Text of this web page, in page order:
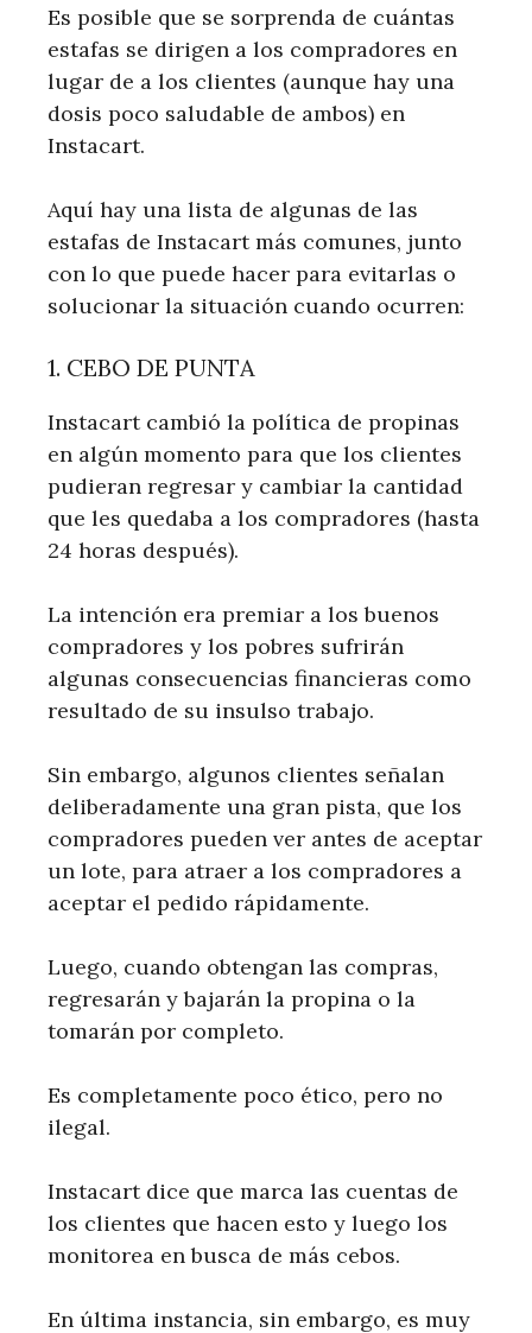
Es posible que se sorprenda de cuántas
estafas se dirigen a los compradores en
lugar de a los clientes (aunque hay una
dosis poco saludable de ambos) en
Instacart.
Aquí hay una lista de algunas de las
estafas de Instacart más comunes, junto
con lo que puede hacer para evitarlas o
solucionar la situación cuando ocurren:
1. CEBO DE PUNTA
Instacart cambió la política de propinas
en algún momento para que los clientes
pudieran regresar y cambiar la cantidad
que les quedaba a los compradores (hasta
24 horas después).
La intención era premiar a los buenos
compradores y los pobres sufrirán
algunas consecuencias financieras como
resultado de su insulso trabajo.
Sin embargo, algunos clientes señalan
deliberadamente una gran pista, que los
compradores pueden ver antes de aceptar
un lote, para atraer a los compradores a
aceptar el pedido rápidamente.
Luego, cuando obtengan las compras,
regresarán y bajarán la propina o la
tomarán por completo.
Es completamente poco ético, pero no
ilegal.
Instacart dice que marca las cuentas de
los clientes que hacen esto y luego los
monitorea en busca de más cebos.
En última instancia, sin embargo, es muy